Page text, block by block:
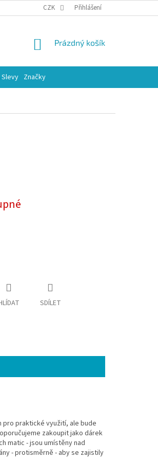
CZK Přihlášení
NÁKUPNÍ
Prázdný košík
Slevy Značky
SDÍLET
pro praktické využití, ale bude
zakoupit jako dárek
matic - jsou umístěny nad
- protisměrně - aby se zajistily